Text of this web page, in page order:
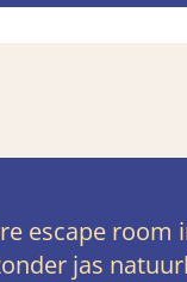
escape room
jas